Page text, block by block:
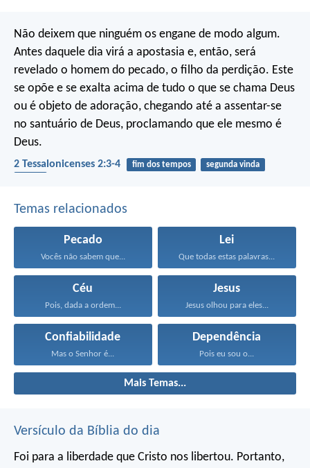
Não deixem que ninguém os engane de modo algum.
Antes daquele dia virá a apostasia e, então, será
revelado o homem do pecado, o filho da perdição. Este
se opõe e se exalta acima de tudo o que se chama Deus
ou é objeto de adoração, chegando até a assentar-se
no santuário de Deus, proclamando que ele mesmo é
Deus.
2 Tessalonicenses 2:3-4 fim dos tempos
segunda vinda
Temas relacionados
Pecado
Vocês não sabem que...
Lei
Que todas estas palavras...
Céu
Pois, dada a ordem...
Jesus
Jesus olhou para eles...
Confiabilidade
Mas o Senhor é...
Dependência
Pois eu sou o...
Mais Temas...
Versículo da Bíblia do dia
Foi para a liberdade que Cristo nos libertou. Portanto,